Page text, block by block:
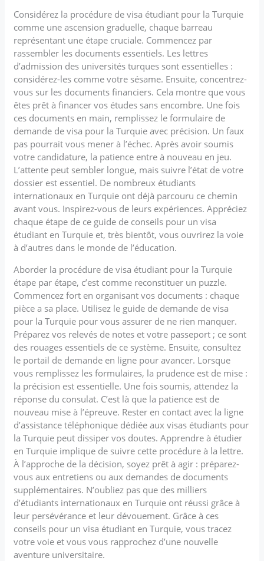
Considérez la procédure de visa étudiant pour la Turquie
comme une ascension graduelle, chaque barreau
représentant une étape cruciale. Commencez par
rassembler les documents essentiels. Les lettres
d’admission des universités turques sont essentielles :
considérez-les comme votre sésame. Ensuite, concentrez-
vous sur les documents financiers. Cela montre que vous
êtes prêt à financer vos études sans encombre. Une fois
ces documents en main, remplissez le formulaire de
demande de visa pour la Turquie avec précision. Un faux
pas pourrait vous mener à l’échec. Après avoir soumis
votre candidature, la patience entre à nouveau en jeu.
L’attente peut sembler longue, mais suivre l’état de votre
dossier est essentiel. De nombreux étudiants
internationaux en Turquie ont déjà parcouru ce chemin
avant vous. Inspirez-vous de leurs expériences. Appréciez
chaque étape de ce guide de conseils pour un visa
étudiant en Turquie et, très bientôt, vous ouvrirez la voie
à d’autres dans le monde de l’éducation.
Aborder la procédure de visa étudiant pour la Turquie
étape par étape, c’est comme reconstituer un puzzle.
Commencez fort en organisant vos documents : chaque
pièce a sa place. Utilisez le guide de demande de visa
pour la Turquie pour vous assurer de ne rien manquer.
Préparez vos relevés de notes et votre passeport ; ce sont
des rouages ​​essentiels de ce système. Ensuite, consultez
le portail de demande en ligne pour avancer. Lorsque
vous remplissez les formulaires, la prudence est de mise :
la précision est essentielle. Une fois soumis, attendez la
réponse du consulat. C’est là que la patience est de
nouveau mise à l’épreuve. Rester en contact avec la ligne
d’assistance téléphonique dédiée aux visas étudiants pour
la Turquie peut dissiper vos doutes. Apprendre à étudier
en Turquie implique de suivre cette procédure à la lettre.
À l’approche de la décision, soyez prêt à agir : préparez-
vous aux entretiens ou aux demandes de documents
supplémentaires. N’oubliez pas que des milliers
d’étudiants internationaux en Turquie ont réussi grâce à
leur persévérance et leur dévouement. Grâce à ces
conseils pour un visa étudiant en Turquie, vous tracez
votre voie et vous vous rapprochez d’une nouvelle
aventure universitaire.